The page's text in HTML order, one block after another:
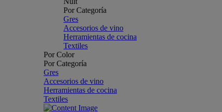
Por Categoría
Gres
Accesorios de vino
Herramientas de cocina
Textiles
Por Color
Por Categoría
Gres
Accesorios de vino
Herramientas de cocina
Textiles